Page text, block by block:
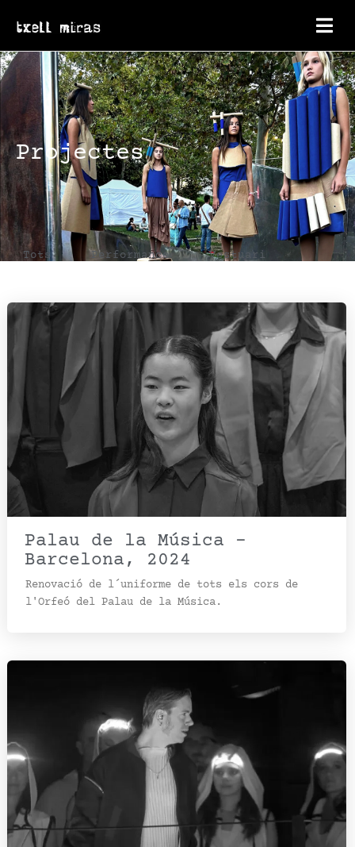
Projectes
Tots Performance Vestuari
Palau de la Música –
Barcelona, 2024
Renovació de l´uniforme de tots els cors de
l'Orfeó del Palau de la Música.